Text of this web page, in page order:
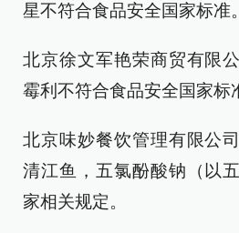
星不符合食品安全国家标准。
北京徐文军艳荣商贸有限
霉利不符合食品安全国家标
北京味妙餐饮管理有限公
清江鱼，五氯酚酸钠（以
家相关规定。